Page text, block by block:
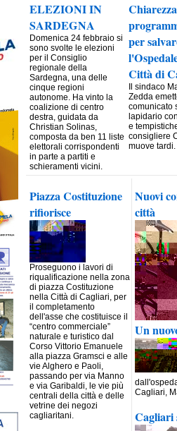
ELEZIONI IN
SARDEGNA
Domenica 24 febbraio si
sono svolte le elezioni
per il Consiglio
regionale della
Sardegna, una delle
cinque regioni
autonome. Ha vinto la
coalizione di centro
destra, guidata da
Christian Solinas,
composta da ben 11 liste
elettorali corrispondenti
in parte a partiti e
schieramenti vicini.
per
Città di
Il sindaco
Zedda
comunicato
lapidario
e
consigliere
muove
Piazza Costituzione
rifiorisce
Proseguono i lavori di
riqualificazione nella zona
di piazza Costituzione
nella Città di Cagliari, per
il completamento
dell'asse che costituisce il
“centro commerciale”
naturale e turistico dal
Corso Vittorio Emanuele
alla piazza Gramsci e alle
vie Alghero e Paoli,
passando per via Manno
e via Garibaldi, le vie più
centrali della città e delle
vetrine dei negozi
cagliaritani.
Nuovi
città
Un
Cagliari,
Cagliari